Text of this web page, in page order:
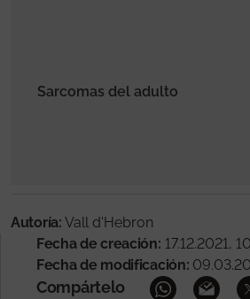
Sarcomas del adulto
Autoría: Vall d'Hebron
Fecha de creación: 17.12.2021,
Fecha de modificación:
Compártelo